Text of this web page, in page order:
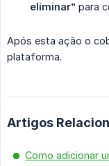
eliminar” para
Após esta ação o
plataforma.
Artigos
Como adicionar